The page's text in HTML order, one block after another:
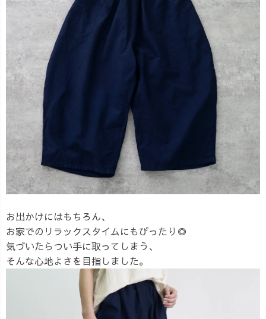
お出かけにはもちろん、
お家でのリラックスタイムにもぴったり◎
気づいたらつい手に取ってしまう、
そんな心地よさを目指しました。